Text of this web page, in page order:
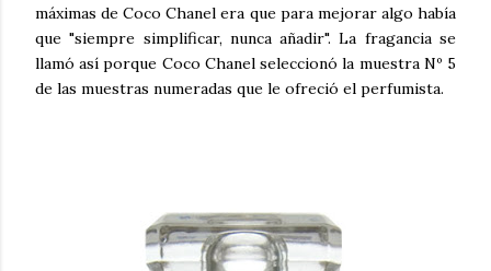
máximas de Coco Chanel era que para mejorar algo había
que "siempre simplificar, nunca añadir". La fragancia se
llamó así porque Coco Chanel seleccionó la muestra Nº 5
de las muestras numeradas que le ofreció el perfumista.